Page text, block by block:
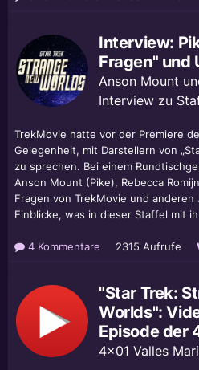
Interview:
Fragen" und
Anson Mount
Interview zu
TrekMovie hatte vor der Premiere
Gelegenheit, mit Darstellern von
zu sprechen. Bei einem
Anson Mount (Pike), Rebecca
Fragen von TrekMovie und
Einblicke, was in dieser Staffel mit
4 Kommentare 2315 Aufrufe
"Star Trek:
Worlds":
Episode der
4x01 Valles